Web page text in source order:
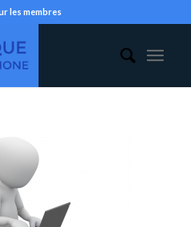
les membres